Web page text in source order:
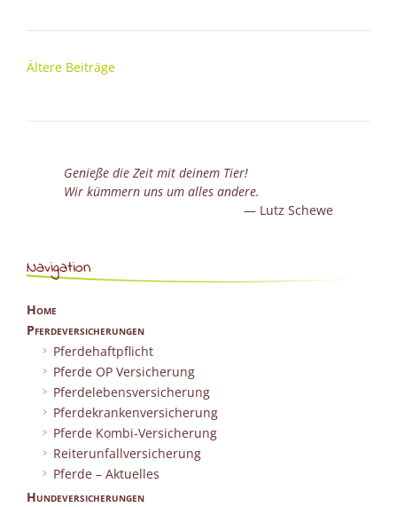
Beitragsnavigation
Ältere Beiträge
Genieße die Zeit mit deinem Tier!
Wir kümmern uns um alles andere.
Lutz Schewe
Navigation
Home
Pferdeversicherungen
Pferdehaftpflicht
Pferde OP Versicherung
Pferdelebensversicherung
Pferdekrankenversicherung
Pferde Kombi-Versicherung
Reiterunfallversicherung
Pferde – Aktuelles
Hundeversicherungen